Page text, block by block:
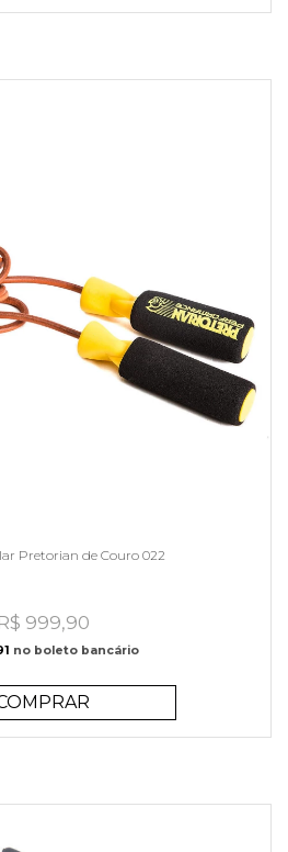
Pretorian de Couro 022
R$ 999,90
no boleto bancário